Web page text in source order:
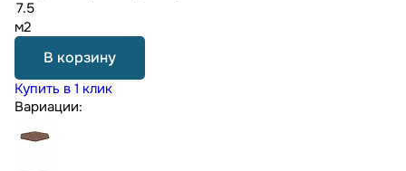
м2
В корзину
Купить в 1 клик
Вариации: